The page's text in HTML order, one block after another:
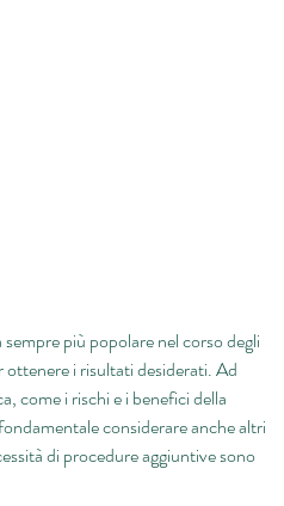
più popolare nel corso degli
ottenere i risultati desiderati. Ad
come i rischi e i benefici della
considerare anche altri
di procedure aggiuntive sono